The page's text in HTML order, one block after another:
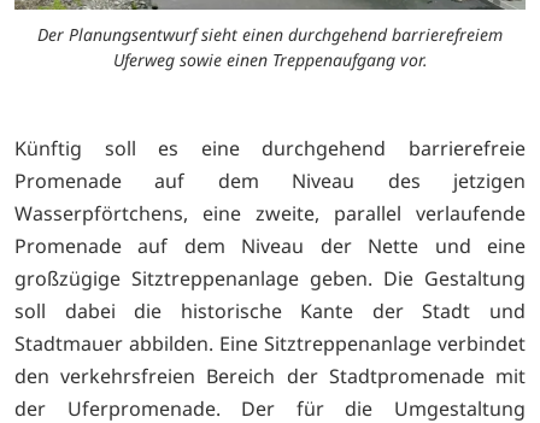
Der Planungsentwurf sieht einen durchgehend barrierefreiem
Uferweg sowie einen Treppenaufgang vor.
Künftig soll es eine durchgehend barrierefreie
Promenade auf dem Niveau des jetzigen
Wasserpförtchens, eine zweite, parallel verlaufende
Promenade auf dem Niveau der Nette und eine
großzügige Sitztreppenanlage geben. Die Gestaltung
soll dabei die historische Kante der Stadt und
Stadtmauer abbilden. Eine Sitztreppenanlage verbindet
den verkehrsfreien Bereich der Stadtpromenade mit
der Uferpromenade. Der für die Umgestaltung